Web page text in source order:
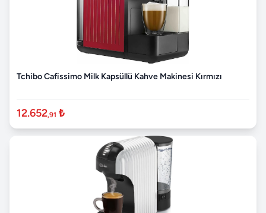
Tchibo Cafissimo Milk Kapsüllü Kahve Makinesi Kırmızı
12.652,91 ₺